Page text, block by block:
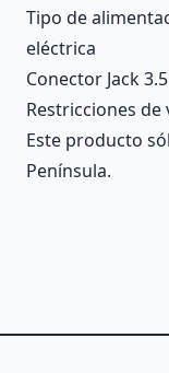
Tipo de
eléctrica
Conector Jack
Restricciones de
Este producto
Península.